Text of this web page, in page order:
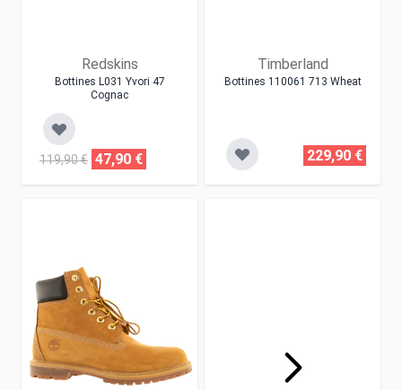
Redskins
Bottines L031 Yvori 47
Cognac
119,90 € 47,90 €
Timberland
Bottines 110061 713 Wheat
229,90 €